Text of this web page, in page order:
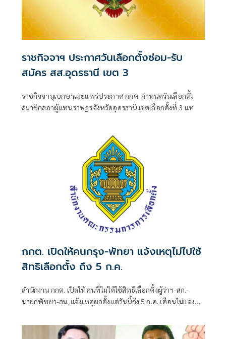
ราชกิจจาฯ ประกาศวันเลือกตั้งซ่อม-รับ
สมัคร สส.อุดรธานี เขต 3
ราชกิจจานุเบกษาเผยแพร่ประกาศ กกต. กำหนดวันเลือกตั้ง
สมาชิกสภาผู้แทนราษฎรจังหวัดอุดรธานี เขตเลือกตั้งที่ 3 แท
กกต. เปิดให้คนกรุง-พัทยา แจ้งเหตุไม่ไปใช้
สิทธิเลือกตั้ง ถึง 5 ก.ค.
สำนักงาน กกต. เปิดให้คนที่ไม่ได้ใช้สิทธิเลือกตั้งผู้ว่าฯ-สก.-
นายกพัทยา-สม. แจ้งเหตุผลตั้งแต่วันนี้ถึง 5 ก.ค. เตือนไม่แจง